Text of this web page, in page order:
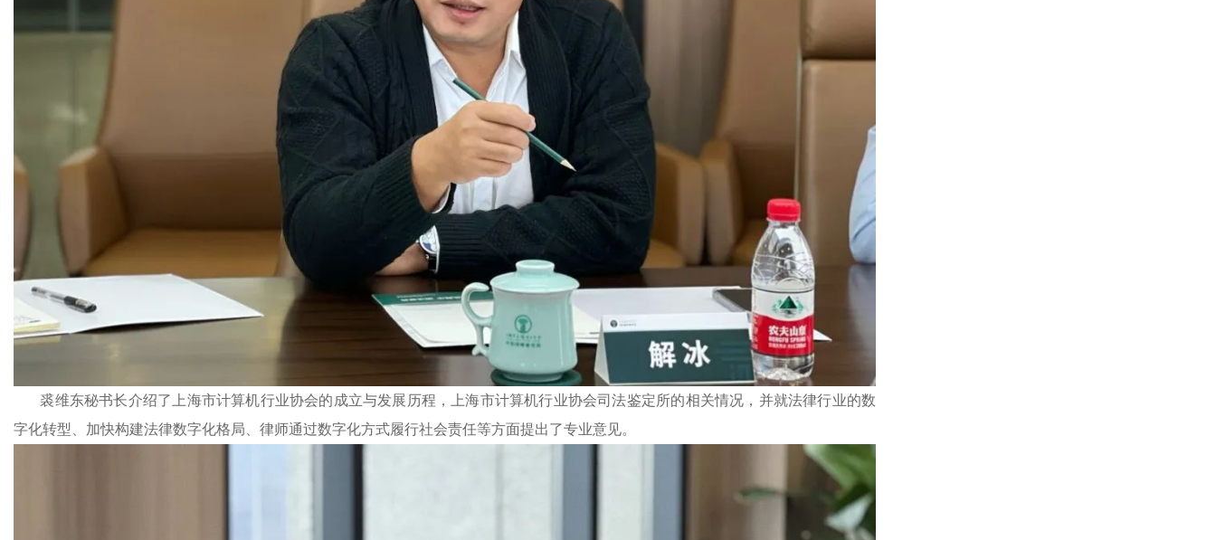
裘维东秘书长介绍了上海市计算机行业协会的成立与发展历程，上海市计算机行业协会司法鉴定所的相关情况，并就法律行业的数
字化转型、加快构建法律数字化格局、律师通过数字化方式履行社会责任等方面提出了专业意见。